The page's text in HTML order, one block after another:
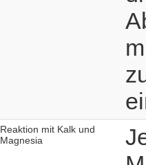
Reaktion mit Kalk und
Magnesia